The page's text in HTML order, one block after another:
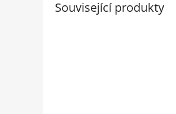
Související produkty